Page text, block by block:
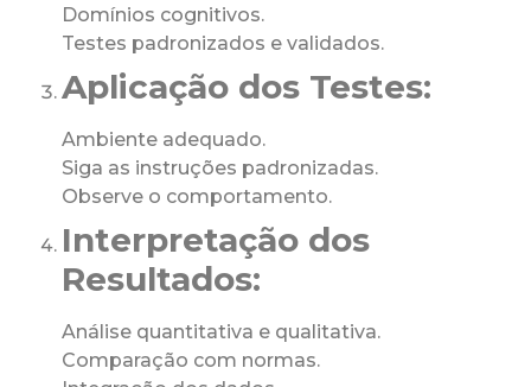
Domínios cognitivos.
Testes padronizados e validados.
Aplicação dos Testes:
Ambiente adequado.
Siga as instruções padronizadas.
Observe o comportamento.
Interpretação dos
Resultados:
Análise quantitativa e qualitativa.
Comparação com normas.